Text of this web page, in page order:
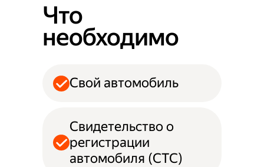
Что
необходимо
Свой автомобиль
Свидетельство о
регистрации
автомобиля (СТС)